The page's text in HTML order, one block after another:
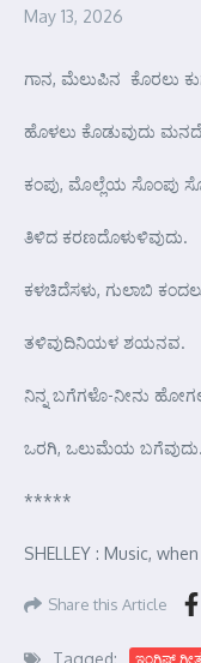
May 13, 2026
ಗಾನ, ಮೆಲುಪಿನ ಕೊರಲು
ಹೊಳಲು ಕೊಡುವುದು
ಕಂಪು, ಮೊಲ್ಲೆಯ ಸೊಂಪು
ತಿಳಿದ ಕರಣದೊಳುಳಿವುದು.
ಕಳಚಿದೆಸಳು, ಗುಲಾಬಿ
ತಳಿವುದಿನಿಯಳ ಶಯನವ.
ನಿನ್ನ ಬಗೆಗಳೊ-ನೀನು
ಒರಗಿ, ಒಲುಮೆಯ ಬಗೆವುದು.
*****
SHELLEY : Music,
Share this Article
Tagged: ಇಂಗ್ಲಿಷ್